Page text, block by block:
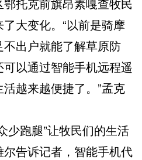
大变化。“以前是骑摩
出户就能了解草原防
以通过智能手机远程遥
越来越便捷了。”孟克
跑腿”让牧民们的生活
告诉记者，智能手机代